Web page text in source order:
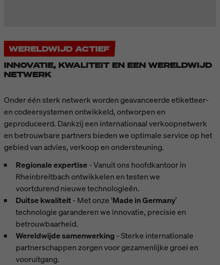
WERELDWIJD ACTIEF
INNOVATIE, KWALITEIT EN EEN WERELDWIJD
NETWERK
Onder één sterk netwerk worden geavanceerde etiketteer-
en codeersystemen ontwikkeld, ontworpen en
geproduceerd. Dankzij een internationaal verkoopnetwerk
en betrouwbare partners bieden we optimale service op het
gebied van advies, verkoop en ondersteuning.
Regionale expertise- Vanuit ons hoofdkantoor in
Rheinbreitbach ontwikkelen en testen we
voortdurend nieuwe technologieën.
Duitse kwaliteit - Met onze ‘Made in Germany’
technologie garanderen we innovatie, precisie en
betrouwbaarheid.
Wereldwijde samenwerking - Sterke internationale
partnerschappen zorgen voor gezamenlijke groei en
vooruitgang.